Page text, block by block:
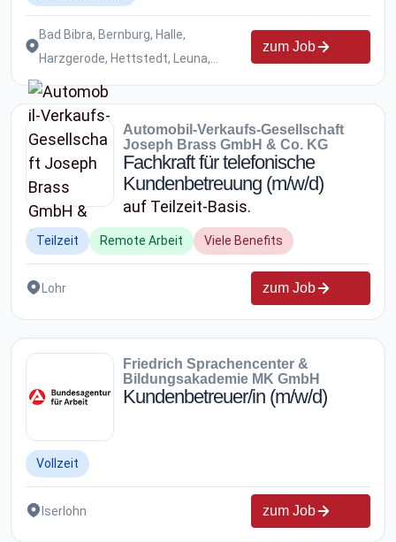
Treuchtlingen, Uffenheim
Bad Bibra, Bernburg, Halle,
Harzgerode, Hettstedt, Leuna,
Naumburg, Petersberg, Quedlinburg,
Querfurt, Sangerhausen, Südharz,
Weißenfels, Wettin-Löbejün, Zeitz
zum Job
Automobil-Verkaufs-Gesellschaft
Joseph Brass GmbH & Co. KG
Fachkraft für telefonische
Kundenbetreuung (m/w/d)
auf Teilzeit-Basis.
Teilzeit Remote Arbeit Viele Benefits
Lohr zum Job
Friedrich Sprachencenter &
Bildungsakademie MK GmbH
Kundenbetreuer/in (m/w/d)
Vollzeit
Iserlohn zum Job